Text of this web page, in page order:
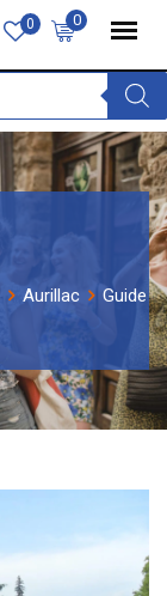
0
0
Aurillac
Guide